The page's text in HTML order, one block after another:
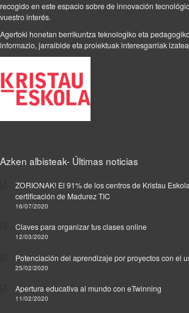
r
H
e
k
u
e
recogido en este espacio sobre de innovación
vuestro interés.
Agertoki honetan berrikuntza teknologiko eta
informazio, jarraibide eta proiektuak interesgarriak
Azken albisteak- Últimas noticias
ZORIONAK! El 91% de los centros de Kristau
certificación de Madurez TIC
16/07/2020
Claves para organizar tus clases online
12/03/2020
Potenciación del aprendizaje por proyectos con el
25/02/2020
Apertura educativa al mundo con eTwinning
11/02/2020